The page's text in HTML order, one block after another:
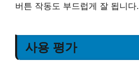
버튼 작동도 부드럽게 잘 됩니다.
사용 평가